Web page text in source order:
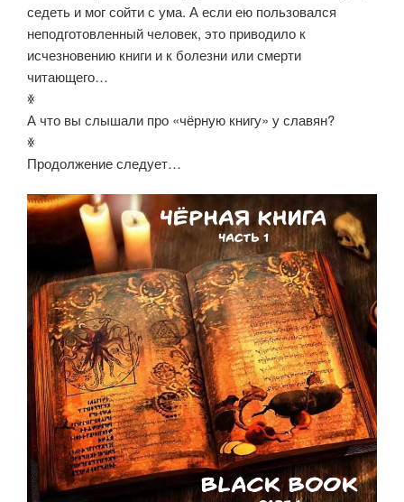
седеть и мог сойти с ума. А если ею пользовался
неподготовленный человек, это приводило к
исчезновению книги и к болезни или смерти
читающего…
ꏍ
А что вы слышали про «чёрную книгу» у славян?
ꏍ
Продолжение следует…